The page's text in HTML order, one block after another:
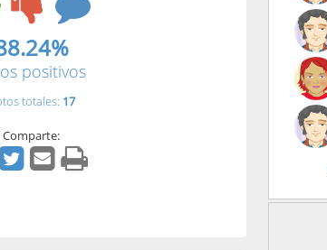
positivos
totales: 17
Comparte: